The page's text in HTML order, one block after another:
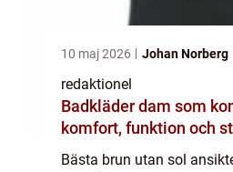
10 maj 2026 Johan Norberg
redaktionel
Badkläder dam som
komfort, funktion och
Bästa brun utan sol